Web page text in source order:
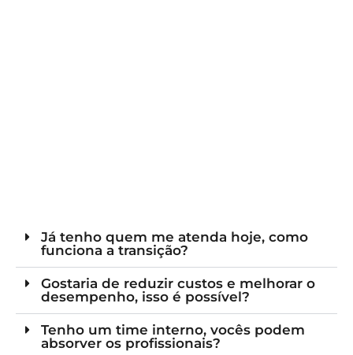
Já tenho quem me atenda hoje, como
funciona a transição?
Gostaria de reduzir custos e melhorar o
desempenho, isso é possível?
Tenho um time interno, vocês podem
absorver os profissionais?